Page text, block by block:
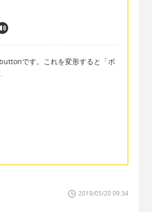
です。これを変形すると「ボ
2019/05/20 09:34